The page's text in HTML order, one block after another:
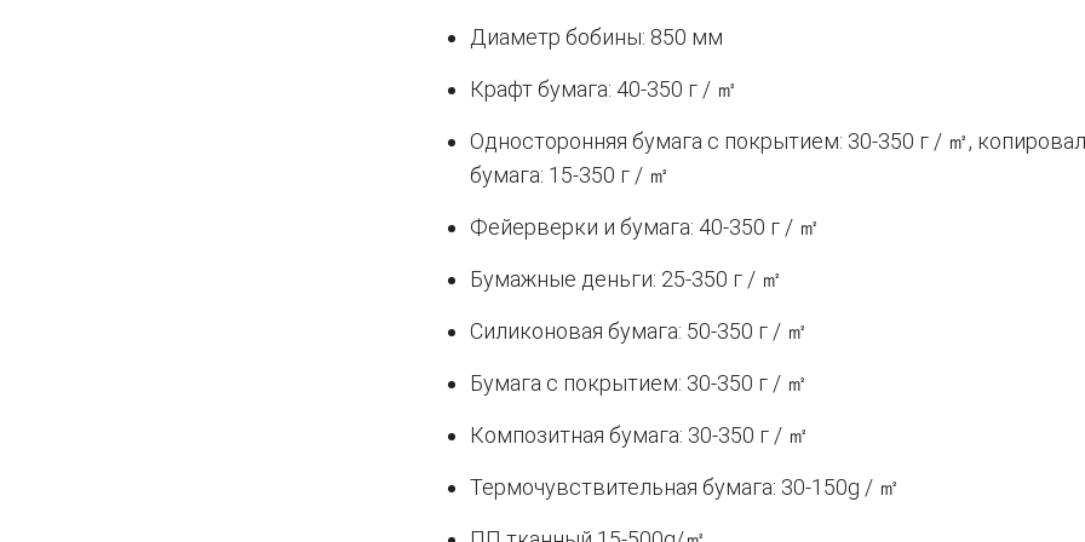
Диаметр бобины: 850 мм
Крафт бумага: 40-350 г / ㎡
Односторонняя бумага с покрытием: 30-350 г / ㎡,
бумага: 15-350 г / ㎡
Фейерверки и бумага: 40-350 г / ㎡
Бумажные деньги: 25-350 г / ㎡
Силиконовая бумага: 50-350 г / ㎡
Бумага с покрытием: 30-350 г / ㎡
Композитная бумага: 30-350 г / ㎡
Термочувствительная бумага: 30-150g / ㎡